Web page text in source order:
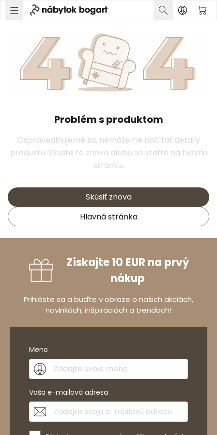
Problém s produktom
Ospravedlňujeme sa, nemôžeme načítať detaily
produktu. Skúste to znova alebo sa vráťte na hlavnú
stránku.
Skúsiť znova
Hlavná stránka
Získajte 10 EUR na prvý
nákup
Prihláste sa a buďte v obraze o našich akciách,
novinkách, inšpiráciách a trendoch!
Meno
Vaša e-mailová adresa